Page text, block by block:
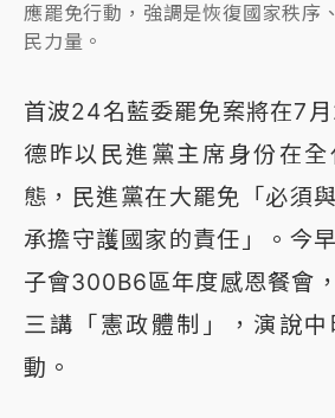
應罷免行動，強調是恢復國家秩序
民力量。
首波24名藍委罷免案將在7
德昨以民進黨主席身份在
態，民進黨在大罷免「必須
承擔守護國家的責任」。今
子會300B6區年度感恩餐會
三講「憲政體制」，演說
動。